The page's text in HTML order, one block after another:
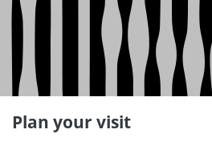
Plan your visit